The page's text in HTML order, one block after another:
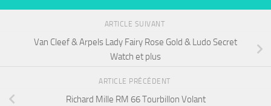
ARTICLE SUIVANT
Van Cleef & Arpels Lady Fairy Rose Gold & Ludo Secret
Watch et plus
ARTICLE PRÉCÉDENT
Richard Mille RM 66 Tourbillon Volant